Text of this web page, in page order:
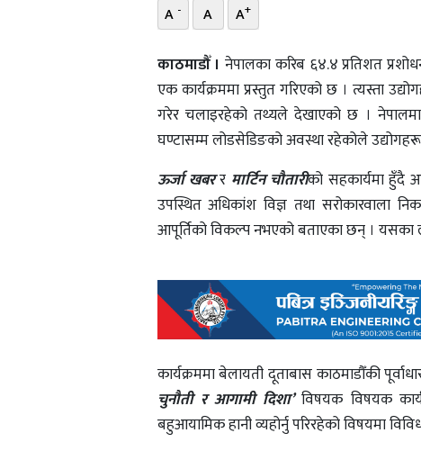
A - A A+
काठमाडौँ । नेपालका करिब ६४.४ प्रतिशत
एक कार्यक्रममा प्रस्तुत गरिएको छ । त्यस्ता
गरेर चलाइरहेको तथ्यले देखाएको छ । नेपालमा
घण्टासम्म लोडसेडिङको अवस्था रहेकोले उद्योगहरू
ऊर्जा खबरर मार्टिन चौतारीको सहकार्यमा हुँदै
उपस्थित अधिकांश विज्ञ तथा सरोकारवाला
आपूर्तिको विकल्प नभएको बताएका छन् । यसका
कार्यक्रममा बेलायती दूताबास काठमाडौँकी
चुनौती र आगामी दिशा’विषयक विषयक
बहुआयामिक हानी व्यहोर्नु परिरहेको विषयमा